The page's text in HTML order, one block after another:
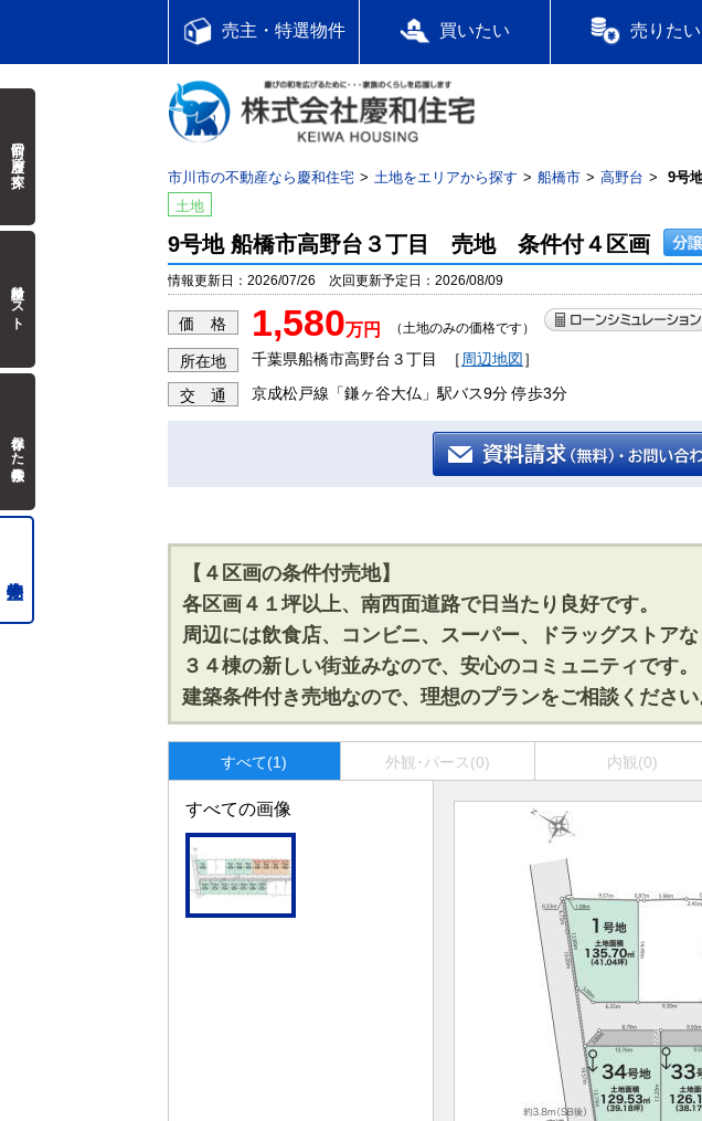
売主・特選物件 買いたい 売りたい
市川市の不動産なら慶和住宅 土地をエリアから探す 船橋市 高野台
9号
土地
9号地 船橋市高野台３丁目 売地 条件付４区画
情報更新日：2026/07/26 次回更新予定日：2026/08/09
価 格 1,580万円 （土地のみの価格です）
所在地 千葉県船橋市高野台３丁目 ［ 周辺地図 ］
交 通 京成松戸線「鎌ヶ谷大仏」駅バス9分 停歩3分
【４区画の条件付売地】
各区画４１坪以上、南西面道路で日当たり良好です。
周辺には飲食店、コンビニ、スーパー、ドラッグストア
３４棟の新しい街並みなので、安心のコミュニティです。
建築条件付き売地なので、理想のプランをご相談くださ
すべて(1) 外観･パース(0) 内観(0)
すべての画像
前回の履歴で探す
検討中リスト
保存した検索条件